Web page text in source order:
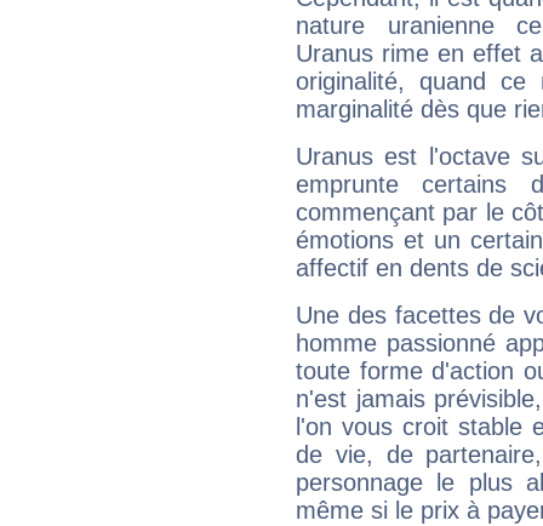
nature uranienne
Uranus rime en effet
originalité, quand ce
marginalité dès que
Uranus est l'octave
emprunte
commençant par le
émotions et un
affectif en dents de
Une des facettes de
homme passionné
toute forme d'action
n'est jamais
l'on vous croit stable
de vie, de
personnage le plus
même si le prix à